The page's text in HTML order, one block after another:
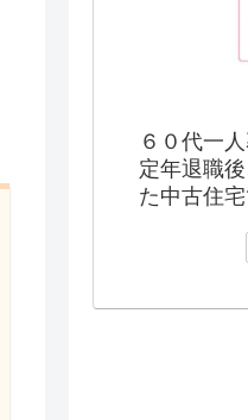
６０代一
定年退職
た中古住